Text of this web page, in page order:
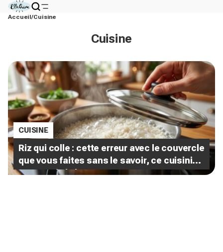
Accueil Cuisine
Cuisine
CUISINE
Riz qui colle : cette erreur avec le couvercle
que vous faites sans le savoir, ce cuisinier
m’a appris le bon moment